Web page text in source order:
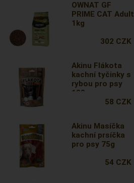
OWNAT GF
PRIME CAT Adult
1kg
302 CZK
Akinu Flákota
kachní tyčinky s
rybou pro psy
100 g
58 CZK
Akinu Masíčka
kachní prsíčka
pro psy 75g
54 CZK